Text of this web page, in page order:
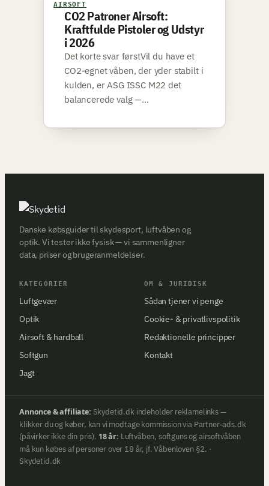
AIRSOFT
CO2 Patroner Airsoft:
Kraftfulde Pistoler og Udstyr
i 2026
Det korte svar førstVil du have et
CO2-egnet våben, der yder stabilt i
kulden, er ASG ISSC M22 det
balancerede valg —…
Danske købsguider til skydesport, luftvåben og
optik. Vi tester ikke fysisk — vi sammenligner
data, priser og brugeranmeldelser.
KATEGORIER
Luftgevær
Optik
Airsoft & hardball
Softgun
Jagt
OM & JURIDISK
Sådan tjener vi penge
Cookie- & privatlivspolitik
Redaktionelle principper
Kontakt
Annonce & affiliate: Skydetid.dk indeholder reklamelinks —
klikker du og køber, kan vi modtage kommission via Partner-ads.dk
(påvirker ikke din pris). 18 år: Luftvåben, softguns og airsoftvåben
må kun købes af personer over 18 år, jf. Våbenloven §2. ·
Skydetid.dk